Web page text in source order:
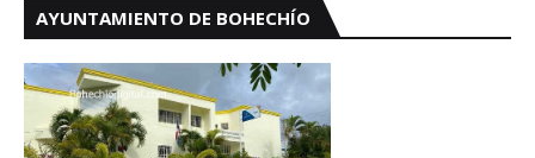
AYUNTAMIENTO DE BOHECHÍO